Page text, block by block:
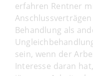
erfahren Rentner
Behandlung als
sein, wenn der
Interesse daran